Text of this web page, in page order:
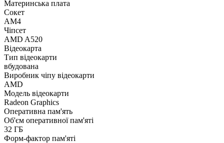
Материнська плата
Сокет
AM4
Чіпсет
AMD A520
Відеокарта
Тип відеокарти
вбудована
Виробник чіпу відеокарти
AMD
Модель відеокарти
Radeon Graphics
Оперативна пам'ять
Об'єм оперативної пам'яті
32 ГБ
Форм-фактор пам'яті